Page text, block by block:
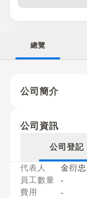
總覽
公司簡介
公司資訊
公司登記
代表人
金衍忠
員工數量
-
費用
-